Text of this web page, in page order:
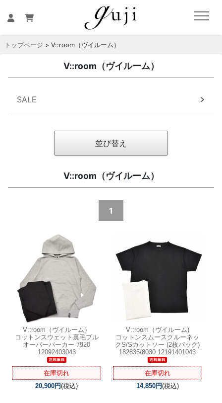
トップページ > V::room（ヴイルーム）
V::room（ヴイルーム）
SALE
並び替え
V::room（ヴイルーム）
1
V::room（ヴイルーム）
コットンスウェット裏毛プル
オーバーパーカー 7920
12092403043
在庫切れ
20,900円(税込)
V::room（ヴイルーム)
コットンスムースクルーネッ
クS/Sカットソー (2枚パック)
182835/8030 12191401043
在庫切れ
14,850円(税込)